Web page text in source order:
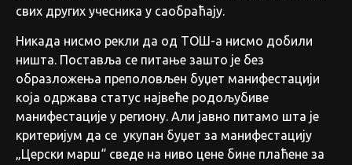
свих других учесника у саобраћају.
Никада нисмо рекли да од ТОШ-а нисмо добили
ништа. Поставља се питање зашто је без
образложења преполовљен буџет манифестацији
која одржава статус највеће родољубиве
манифестације у региону. Али јавно питамо шта је
критеријум да се укупан буџет за манифестацију
„Церски марш“ сведе на ниво цене бине плаћене за